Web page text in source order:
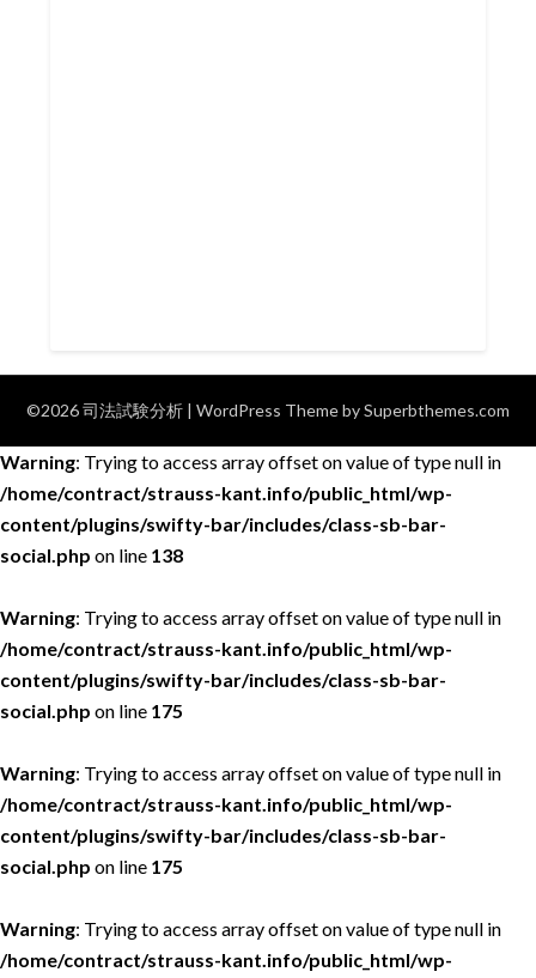
©2026 司法試験分析 | WordPress Theme bySuperbthemes.com
Warning: Trying to access array offset on value of type null in
/home/contract/strauss-kant.info/public_html/wp-
content/plugins/swifty-bar/includes/class-sb-bar-
social.php on line 138
Warning: Trying to access array offset on value of type null in
/home/contract/strauss-kant.info/public_html/wp-
content/plugins/swifty-bar/includes/class-sb-bar-
social.php on line 175
Warning: Trying to access array offset on value of type null in
/home/contract/strauss-kant.info/public_html/wp-
content/plugins/swifty-bar/includes/class-sb-bar-
social.php on line 175
Warning: Trying to access array offset on value of type null in
/home/contract/strauss-kant.info/public_html/wp-